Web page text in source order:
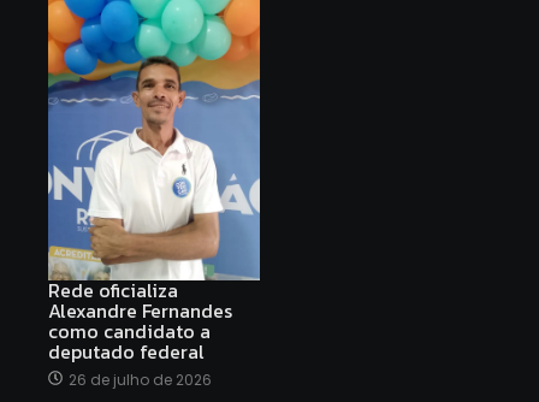
Rede oficializa
Alexandre Fernandes
como candidato a
deputado federal
26 de julho de 2026